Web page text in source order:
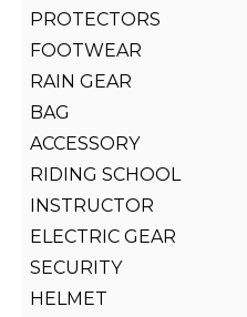
PROTECTORS
FOOTWEAR
RAIN GEAR
BAG
ACCESSORY
RIDING SCHOOL
INSTRUCTOR
ELECTRIC GEAR
SECURITY
HELMET